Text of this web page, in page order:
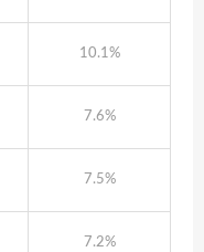
10.1%
7.6%
7.5%
7.2%